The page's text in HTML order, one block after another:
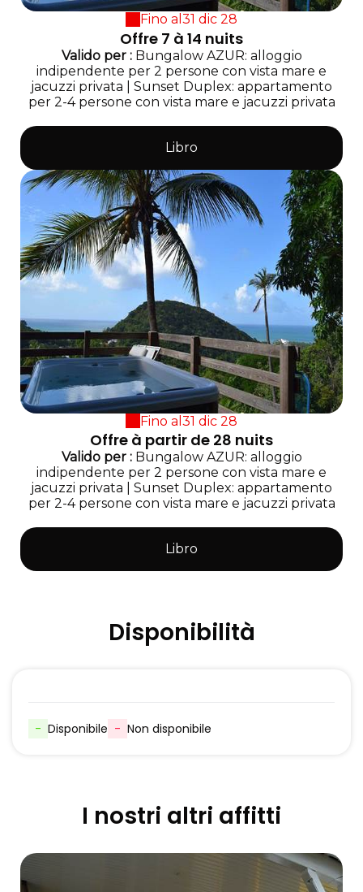
Fino al 31 dic 28
Offre 7 à 14 nuits
Valido per:Bungalow AZUR: alloggio
indipendente per 2 persone con vista mare e
jacuzzi privata
Sunset Duplex: appartamento
per 2-4 persone con vista mare e jacuzzi privata
Libro
Fino al 31 dic 28
Offre à partir de 28 nuits
Valido per:Bungalow AZUR: alloggio
indipendente per 2 persone con vista mare e
jacuzzi privata
Sunset Duplex: appartamento
per 2-4 persone con vista mare e jacuzzi privata
Libro
Disponibilità
- Disponibile - Non disponibile
I nostri altri affitti